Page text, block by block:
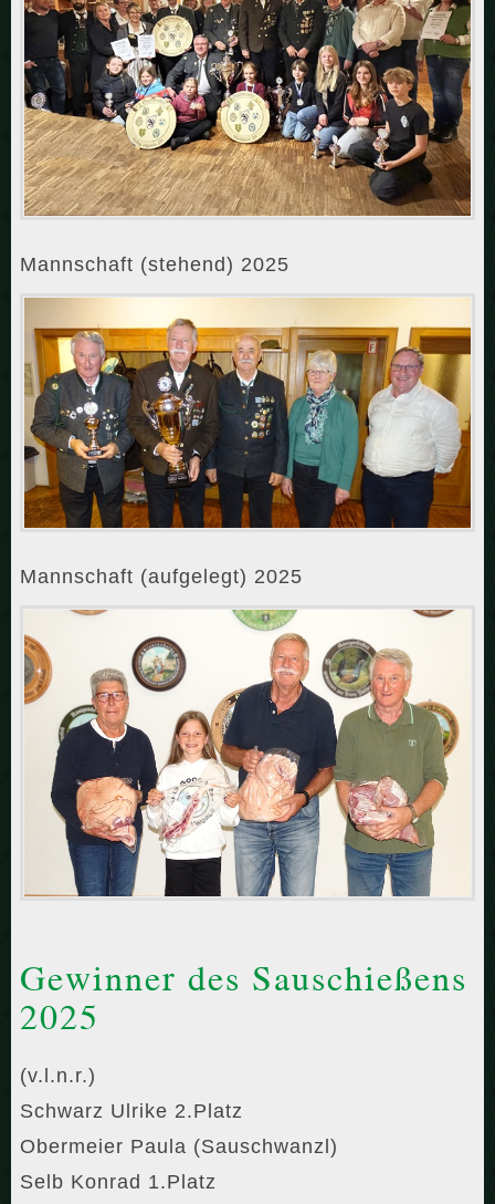
Mannschaft (stehend) 2025
Mannschaft (aufgelegt) 2025
Gewinner des Sauschießens
2025
(v.l.n.r.)
Schwarz Ulrike 2.Platz
Obermeier Paula (Sauschwanzl)
Selb Konrad 1.Platz